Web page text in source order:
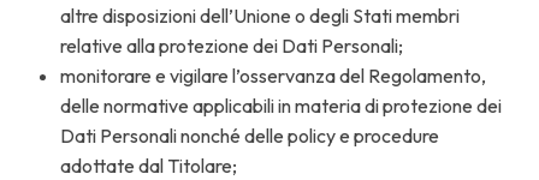
altre disposizioni dell’Unione o degli Stati membri
relative alla protezione dei Dati Personali;
monitorare e vigilare l’osservanza del Regolamento,
delle normative applicabili in materia di protezione dei
Dati Personali nonché delle policy e procedure
adottate dal Titolare;